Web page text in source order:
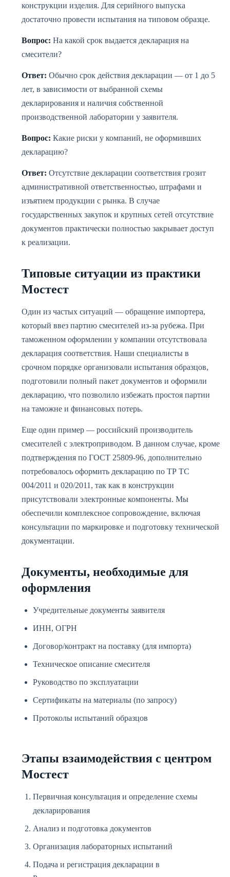
конструкции изделия. Для серийного выпуска
достаточно провести испытания на типовом образце.
Вопрос: На какой срок выдается декларация на
смесители?
Ответ: Обычно срок действия декларации — от 1 до 5
лет, в зависимости от выбранной схемы
декларирования и наличия собственной
производственной лаборатории у заявителя.
Вопрос: Какие риски у компаний, не оформивших
декларацию?
Ответ: Отсутствие декларации соответствия грозит
административной ответственностью, штрафами и
изъятием продукции с рынка. В случае
государственных закупок и крупных сетей отсутствие
документов практически полностью закрывает доступ
к реализации.
Типовые ситуации из практики
Мостест
Один из частых ситуаций — обращение импортера,
который ввез партию смесителей из-за рубежа. При
таможенном оформлении у компании отсутствовала
декларация соответствия. Наши специалисты в
срочном порядке организовали испытания образцов,
подготовили полный пакет документов и оформили
декларацию, что позволило избежать простоя партии
на таможне и финансовых потерь.
Еще один пример — российский производитель
смесителей с электроприводом. В данном случае, кроме
подтверждения по ГОСТ 25809-96, дополнительно
потребовалось оформить декларацию по ТР ТС
004/2011 и 020/2011, так как в конструкции
присутствовали электронные компоненты. Мы
обеспечили комплексное сопровождение, включая
консультации по маркировке и подготовку технической
документации.
Документы, необходимые для
оформления
Учредительные документы заявителя
ИНН, ОГРН
Договор/контракт на поставку (для импорта)
Техническое описание смесителя
Руководство по эксплуатации
Сертификаты на материалы (по запросу)
Протоколы испытаний образцов
Этапы взаимодействия с центром
Мостест
Первичная консультация и определение схемы
декларирования
Анализ и подготовка документов
Организация лабораторных испытаний
Подача и регистрация декларации в